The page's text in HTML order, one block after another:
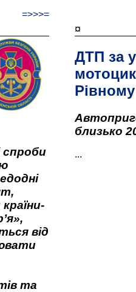
=>>>=
спроби
від
та
¤
ДТП за
Рівному
близько
...